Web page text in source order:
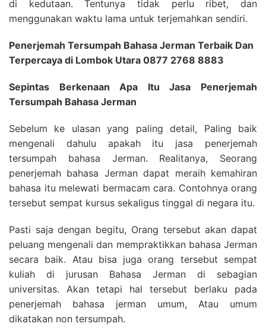
di kedutaan. Tentunya tidak perlu ribet, dan
menggunakan waktu lama untuk terjemahkan sendiri.
Penerjemah Tersumpah Bahasa Jerman Terbaik Dan
Terpercaya di Lombok Utara 0877 2768 8883
Sepintas Berkenaan Apa Itu Jasa Penerjemah
Tersumpah Bahasa Jerman
Sebelum ke ulasan yang paling detail, Paling baik
mengenali dahulu apakah itu jasa penerjemah
tersumpah bahasa Jerman. Realitanya, Seorang
penerjemah bahasa Jerman dapat meraih kemahiran
bahasa itu melewati bermacam cara. Contohnya orang
tersebut sempat kursus sekaligus tinggal di negara itu.
Pasti saja dengan begitu, Orang tersebut akan dapat
peluang mengenali dan mempraktikkan bahasa Jerman
secara baik. Atau bisa juga orang tersebut sempat
kuliah di jurusan Bahasa Jerman di sebagian
universitas. Akan tetapi hal tersebut berlaku pada
penerjemah bahasa jerman umum, Atau umum
dikatakan non tersumpah.